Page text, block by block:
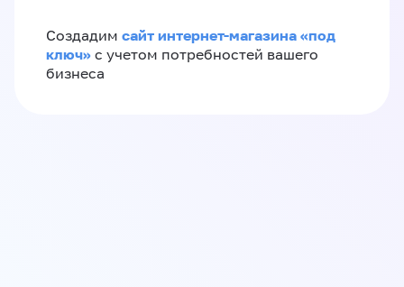
Создадим сайт интернет-магазина «под
ключ» с учетом потребностей вашего
бизнеса